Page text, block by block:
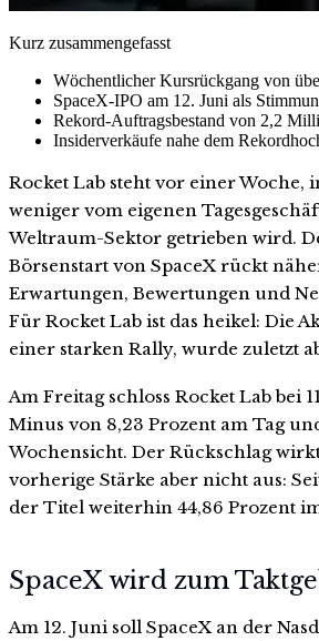
Kurz zusammengefasst
Wöchentlicher Kursrückgang von
SpaceX-IPO am 12. Juni als
Rekord-Auftragsbestand von 2,2
Insiderverkäufe nahe dem
Rocket Lab steht vor einer Woche,
weniger vom eigenen
Weltraum-Sektor getrieben wird.
Börsenstart von SpaceX rückt
Erwartungen, Bewertungen und
Für Rocket Lab ist das heikel: Die
einer starken Rally, wurde zuletzt
Am Freitag schloss Rocket Lab bei
Minus von 8,23 Prozent am Tag
Wochensicht. Der Rückschlag
vorherige Stärke aber nicht aus:
der Titel weiterhin 44,86 Prozent
SpaceX wird zum
Am 12. Juni soll SpaceX an der